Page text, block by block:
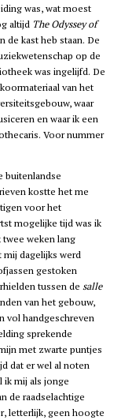
was, wat moest
altijd The Odyssey of
de kast heb staan. De
op de
was ingelijfd. De
van het
waar
en waar ik een
Voor nummer
buitenlandse
kostte het me
voor het
mogelijke tijd was ik
twee weken lang
dagelijks werd
gestoken
tussen de salle
van het gebouw,
vol handgeschreven
sprekende
met zwarte puntjes
dat er wel al noten
ik mij als jonge
de raadselachtige
letterlijk, geen hoogte